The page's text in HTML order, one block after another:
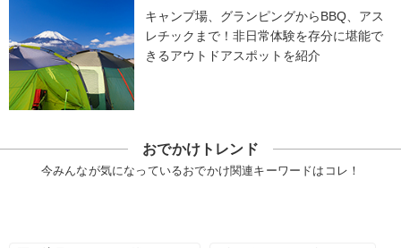
キャンプ場、グランピングからBBQ、アス
レチックまで！非日常体験を存分に堪能で
きるアウトドアスポットを紹介
おでかけトレンド
今みんなが気になっているおでかけ関連キーワードはコレ！